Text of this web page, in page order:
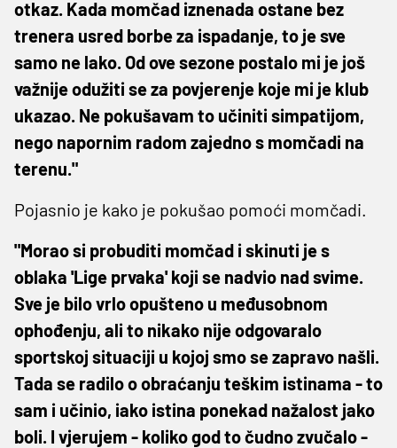
otkaz. Kada momčad iznenada ostane bez
trenera usred borbe za ispadanje, to je sve
samo ne lako. Od ove sezone postalo mi je još
važnije odužiti se za povjerenje koje mi je klub
ukazao. Ne pokušavam to učiniti simpatijom,
nego napornim radom zajedno s momčadi na
terenu."
Pojasnio je kako je pokušao pomoći momčadi.
"Morao si probuditi momčad i skinuti je s
oblaka 'Lige prvaka' koji se nadvio nad svime.
Sve je bilo vrlo opušteno u međusobnom
ophođenju, ali to nikako nije odgovaralo
sportskoj situaciji u kojoj smo se zapravo našli.
Tada se radilo o obraćanju teškim istinama - to
sam i učinio, iako istina ponekad nažalost jako
boli. I vjerujem - koliko god to čudno zvučalo -